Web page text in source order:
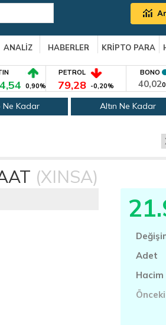
ANALİZ HABERLER KRİPTO PARA
0,90%
PETROL
79,28 -0,20%
BONO
40,02
Ne Kadar Altın Ne Kadar
(XINSA)
Adet
Hacim